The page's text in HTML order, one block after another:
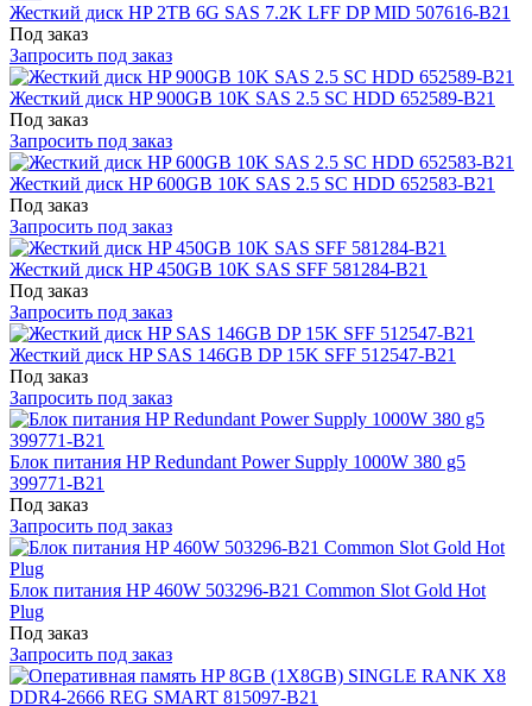
Жесткий диск HP 2TB 6G SAS 7.2K LFF DP MID 507616-B21
Под заказ
Запросить под заказ
Жесткий диск HP 900GB 10K SAS 2.5 SC HDD 652589-B21
Под заказ
Запросить под заказ
Жесткий диск HP 600GB 10K SAS 2.5 SC HDD 652583-B21
Под заказ
Запросить под заказ
Жесткий диск HP 450GB 10K SAS SFF 581284-B21
Под заказ
Запросить под заказ
Жесткий диск HP SAS 146GB DP 15K SFF 512547-B21
Под заказ
Запросить под заказ
Блок питания HP Redundant Power Supply 1000W 380 g5
399771-B21
Под заказ
Запросить под заказ
Блок питания HP 460W 503296-B21 Common Slot Gold Hot
Plug
Под заказ
Запросить под заказ